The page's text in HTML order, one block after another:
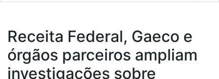
Receita Federal, Gaeco e
órgãos parceiros ampliam
investigações sobre